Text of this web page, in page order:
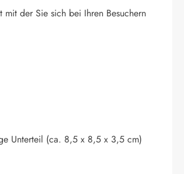
der Sie sich bei Ihren Besuchern
Unterteil (ca. 8,5 x 8,5 x 3,5 cm)